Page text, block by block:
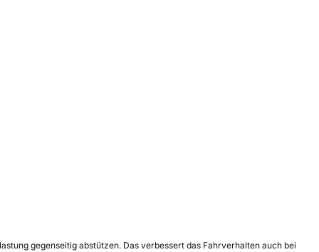
gegenseitig abstützen. Das verbessert das Fahrverhalten auch bei